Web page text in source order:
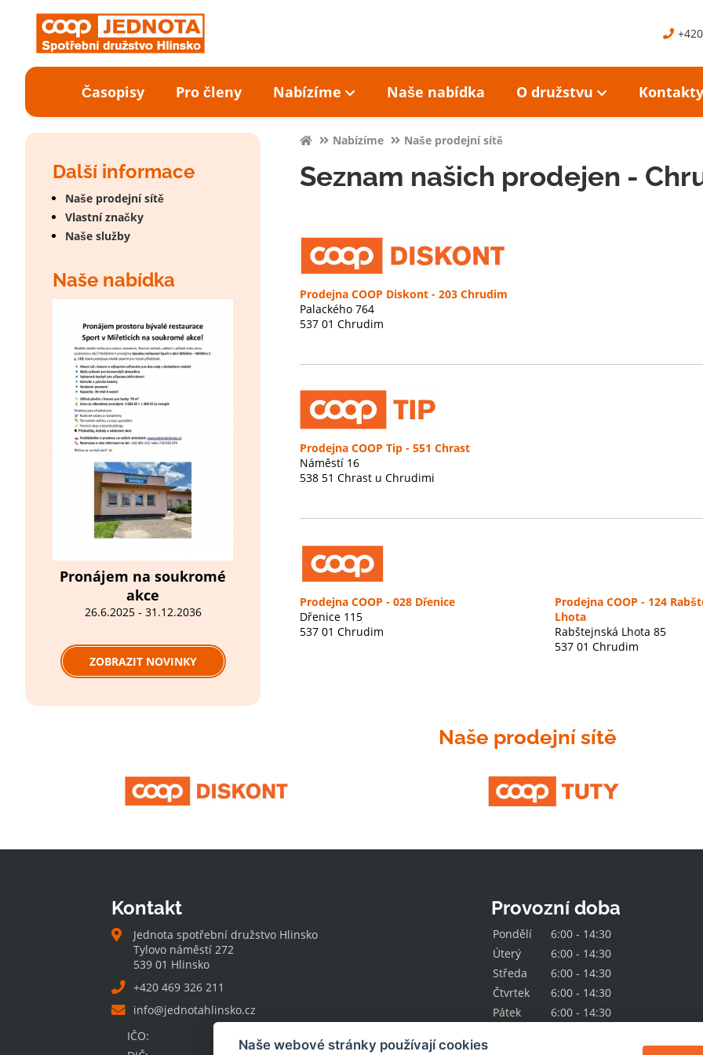
Časopisy Pro členy Nabízíme Naše nabídka O družstvu Kontakty
Další informace
Naše prodejní sítě
Vlastní značky
Naše služby
Naše nabídka
Pronájem na soukromé
akce
26.6.2025 - 31.12.2036
ZOBRAZIT NOVINKY
Nabízíme Naše prodejní sítě
Seznam našich prodejen -
Prodejna COOP Diskont - 203 Chrudim
Palackého 764
537 01 Chrudim
Prodejna COOP Tip - 551 Chrast
Náměstí 16
538 51 Chrast u Chrudimi
Prodejna COOP - 028 Dřenice
Dřenice 115
537 01 Chrudim
Prodejna COOP - 124
Lhota
Rabštejnská Lhota 85
537 01 Chrudim
Naše prodejní sítě
Kontakt
Jednota spotřební družstvo Hlinsko
Tylovo náměstí 272
539 01 Hlinsko
+420 469 326 211
info@jednotahlinsko.cz
IČO:
00032131
Provozní doba
Pondělí
6:00 - 14:30
Úterý
6:00 - 14:30
Středa
6:00 - 14:30
Čtvrtek
6:00 - 14:30
Pátek
6:00 - 14:30
Naše webové stránky používají cookies